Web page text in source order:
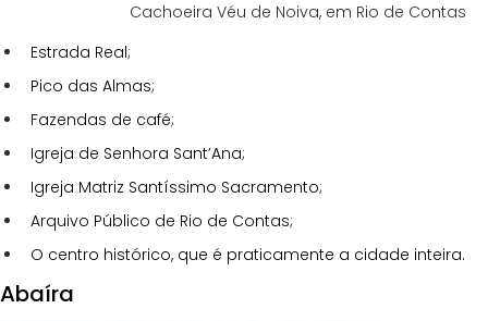
Cachoeira Véu de Noiva, em Rio de Contas
Estrada Real;
Pico das Almas;
Fazendas de café;
Igreja de Senhora Sant’Ana;
Igreja Matriz Santíssimo Sacramento;
Arquivo Público de Rio de Contas;
O centro histórico, que é praticamente a cidade inteira.
Abaíra